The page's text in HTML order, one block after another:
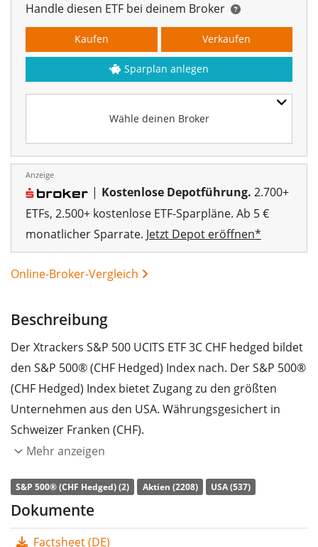
Handle diesen ETF bei deinem Broker
Wähle deinen Broker
Kaufen Verkaufen
Sparplan anlegen
Anzeige
| Kostenlose Depotführung. 2.700+
ETFs, 2.500+ kostenlose ETF-Sparpläne. Ab 5 €
monatlicher Sparrate. Jetzt Depot eröffnen*
Online-Broker-Vergleich
Beschreibung
Der Xtrackers S&P 500 UCITS ETF 3C CHF hedged bildet
den S&P 500® (CHF Hedged) Index nach. Der S&P 500®
(CHF Hedged) Index bietet Zugang zu den größten
Unternehmen aus den USA. Währungsgesichert in
Schweizer Franken (CHF).
(Gesamtkostenquote) des ETF liegt bei
p.a.. Der Xtrackers S&P 500 UCITS ETF 3C CHF hedged
ist der günstigste ETF, der den S&P 500® (CHF Hedged)
Mehr anzeigen
S&P 500® (CHF Hedged) (2) Aktien (2208) USA (537)
Dokumente
Factsheet (DE)